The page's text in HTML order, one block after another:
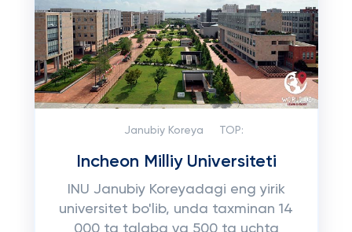
Janubiy Koreya TOP:
Incheon Milliy Universiteti
INU Janubiy Koreyadagi eng yirik
universitet bo'lib, unda taxminan 14
000 ta talaba va 500 ta uchta